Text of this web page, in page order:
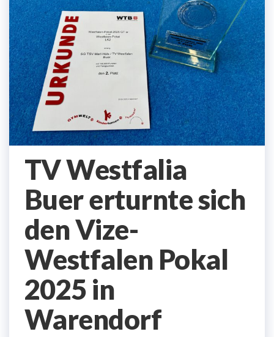
TV Westfalia
Buer erturnte sich
den Vize-
Westfalen Pokal
2025 in
Warendorf